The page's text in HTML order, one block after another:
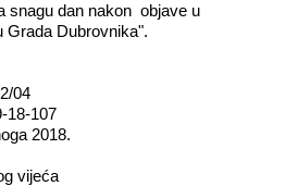
snagu dan nakon objave u
Grada Dubrovnika".
04
18-107
2018.
vijeća